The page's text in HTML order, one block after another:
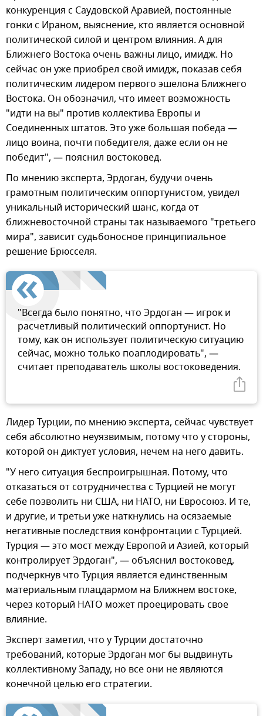
конкуренция с Саудовской Аравией, постоянные
гонки с Ираном, выяснение, кто является основной
политической силой и центром влияния. А для
Ближнего Востока очень важны лицо, имидж. Но
сейчас он уже приобрел свой имидж, показав себя
политическим лидером первого эшелона Ближнего
Востока. Он обозначил, что имеет возможность
"идти на вы" против коллектива Европы и
Соединенных штатов. Это уже большая победа —
лицо воина, почти победителя, даже если он не
победит", — пояснил востоковед.
По мнению эксперта, Эрдоган, будучи очень
грамотным политическим оппортунистом, увидел
уникальный исторический шанс, когда от
ближневосточной страны так называемого "третьего
мира", зависит судьбоносное принципиальное
решение Брюсселя.
"Всегда было понятно, что Эрдоган — игрок и
расчетливый политический оппортунист. Но
тому, как он использует политическую ситуацию
сейчас, можно только поаплодировать", —
считает преподаватель школы востоковедения.
Лидер Турции, по мнению эксперта, сейчас чувствует
себя абсолютно неуязвимым, потому что у стороны,
которой он диктует условия, нечем на него давить.
"У него ситуация беспроигрышная. Потому, что
отказаться от сотрудничества с Турцией не могут
себе позволить ни США, ни НАТО, ни Евросоюз. И те,
и другие, и третьи уже наткнулись на осязаемые
негативные последствия конфронтации с Турцией.
Турция — это мост между Европой и Азией, который
контролирует Эрдоган", — объяснил востоковед,
подчеркнув что Турция является единственным
материальным плацдармом на Ближнем востоке,
через который НАТО может проецировать свое
влияние.
Эксперт заметил, что у Турции достаточно
требований, которые Эрдоган мог бы выдвинуть
коллективному Западу, но все они не являются
конечной целью его стратегии.